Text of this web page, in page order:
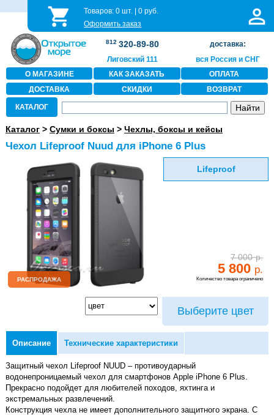
Товаров:0 шт. |0 руб.
Оформить заказ
812 320-89-80
Лиговский 111
доставка:
вся Россия и СНГ
О МАГАЗИНЕ
КАК ЗАКАЗАТЬ
ОПЛАТА
ДОСТАВКА
СКИДКИ ВОЗВРАТ
КАТАЛОГ
Каталог> Сумки и боксы > Чехлы, боксы и кейсы
Чехол Lifeproof Nuud для iPhone 6 Plus
РАСПРОДАЖА
Lifeproof
7 000 р.
5 800 р.
Количество товара ограничено
Выберите цвет
Описание Технические характеристики
Защитный чехол Lifeproof NUUD – противоударный
водонепроницаемый чехол для смартфонов Apple iPhone 6 Plus.
Прекрасно подойдет для любителей походов, яхтинга и
экстремальных развлечений.
Конструкция чехла не имеет дополнительного защитного экрана. С